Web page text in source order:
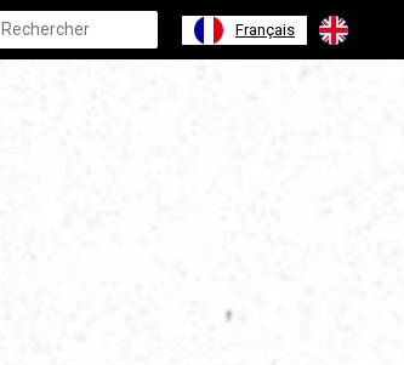
Recherche Français